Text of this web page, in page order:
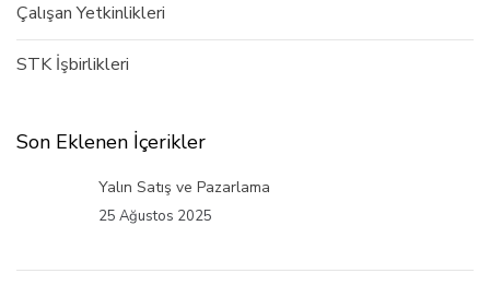
Çalışan Yetkinlikleri
STK İşbirlikleri
Son Eklenen İçerikler
Yalın Satış ve Pazarlama
25 Ağustos 2025